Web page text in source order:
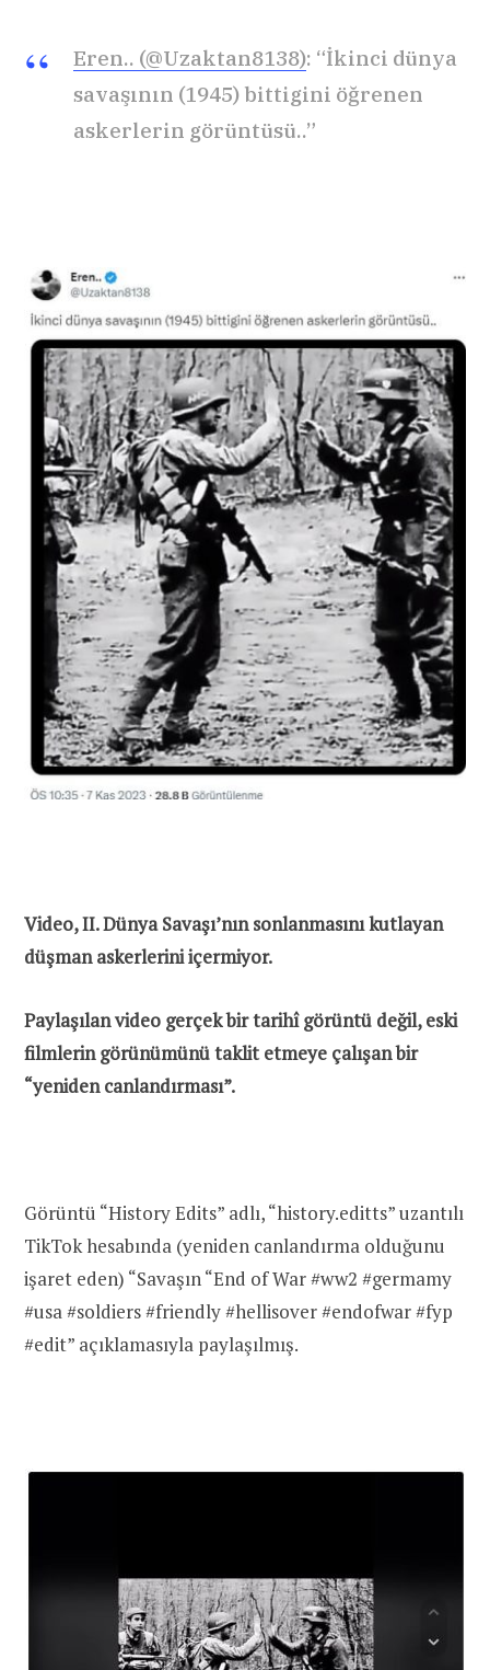
Eren.. (@Uzaktan8138): “İkinci dünya
savaşının (1945) bittigini öğrenen
askerlerin görüntüsü..”
Video, II. Dünya Savaşı’nın sonlanmasını kutlayan
düşman askerlerini içermiyor.
Paylaşılan video gerçek bir tarihî görüntü değil, eski
filmlerin görünümünü taklit etmeye çalışan bir
“yeniden canlandırması”.
Görüntü “History Edits” adlı, “history.editts” uzantılı
TikTok hesabında (yeniden canlandırma olduğunu
işaret eden) “Savaşın “End of War #ww2 #germamy
#usa #soldiers #friendly #hellisover #endofwar #fyp
#edit” açıklamasıyla paylaşılmış.